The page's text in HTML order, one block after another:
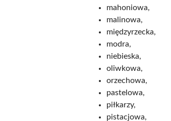
mahoniowa,
malinowa,
międzyrzecka,
modra,
niebieska,
oliwkowa,
orzechowa,
pastelowa,
piłkarzy,
pistacjowa,